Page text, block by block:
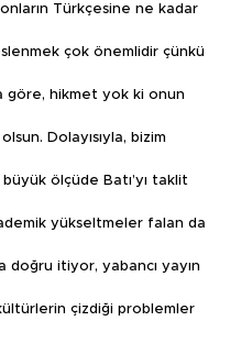
onların Türkçesine ne kadar
çok önemlidir çünkü
göre, hikmet yok ki onun
Dolayısıyla, bizim
ölçüde Batı’yı taklit
yükseltmeler falan da
itiyor, yabancı yayın
çizdiği problemler